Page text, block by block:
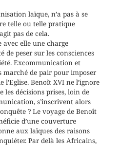
laïque, n’a pas à se
telle ou telle pratique
pas de cela.
elle une charge
de peser sur les consciences
Excommunication et
de pair pour imposer
l’Eglise. Benoît XVI ne l’ignore
les décisions prises, loin de
s’inscrivent alors
? Le voyage de Benoît
d’une couverture
aux laïques des raisons
Par delà les Africains,